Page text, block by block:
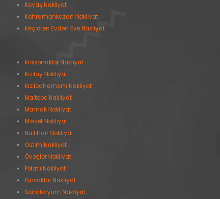
Kayaş Nakliyat
Kahramankazan Nakliyat
Keçiören Evden Eve Nakliyat
Kırkkonaklar Nakliyat
Kızılay Nakliyat
Kızılcahamam Nakliyat
Maltepe Nakliyat
Mamak Nakliyat
Misket Nakliyat
Nallıhan Nakliyat
Ostim Nakliyat
Öveçler Nakliyat
Polatlı Nakliyat
Pursaklar Nakliyat
Sanatoryum Nakliyat